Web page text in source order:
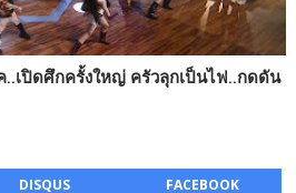
เปิดศึกครั้งใหญ่ ครัวลุกเป็นไฟ..กดดัน
DISQUS FACEBOOK